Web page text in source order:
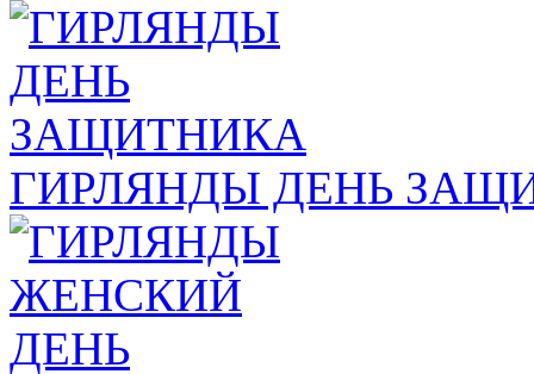
ГИРЛЯНДЫ ДЕНЬ